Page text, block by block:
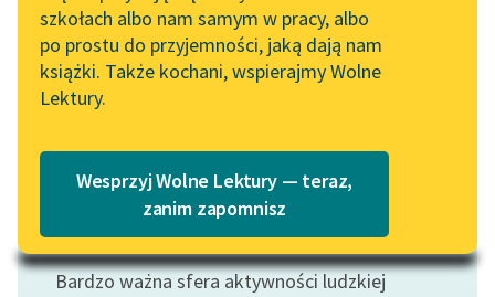
Tunkiel w Oslo
102. lata temu zmarł
Joseph Conrad
Lektury szkolne i klasyka
literatury do słuchania dla
uczennic i uczniów z
niepełnosprawnościami
Widget Wolnych Lektur
Przypisy
Katalog w formacie PDF
szkołach albo nam samym w pracy, albo
po prostu do przyjemności, jaką dają nam
książki. Także kochani, wspierajmy Wolne
Lektury.
Wesprzyj Wolne Lektury — teraz,
zanim zapomnisz
Saby. — Jeśli uda ci się
je rozwiązać...
Motyw: Gra
Bardzo ważna sfera aktywności ludzkiej